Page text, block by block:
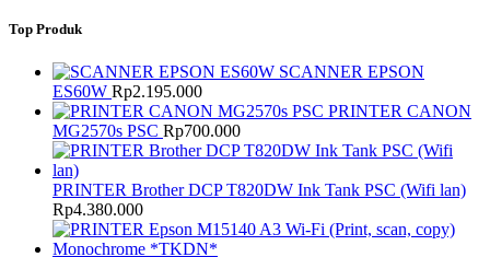
Top Produk
SCANNER EPSON
ES60W Rp2.195.000
PRINTER CANON
MG2570s PSC Rp700.000
PRINTER Brother DCP T820DW Ink Tank PSC (Wifi lan)
Rp4.380.000